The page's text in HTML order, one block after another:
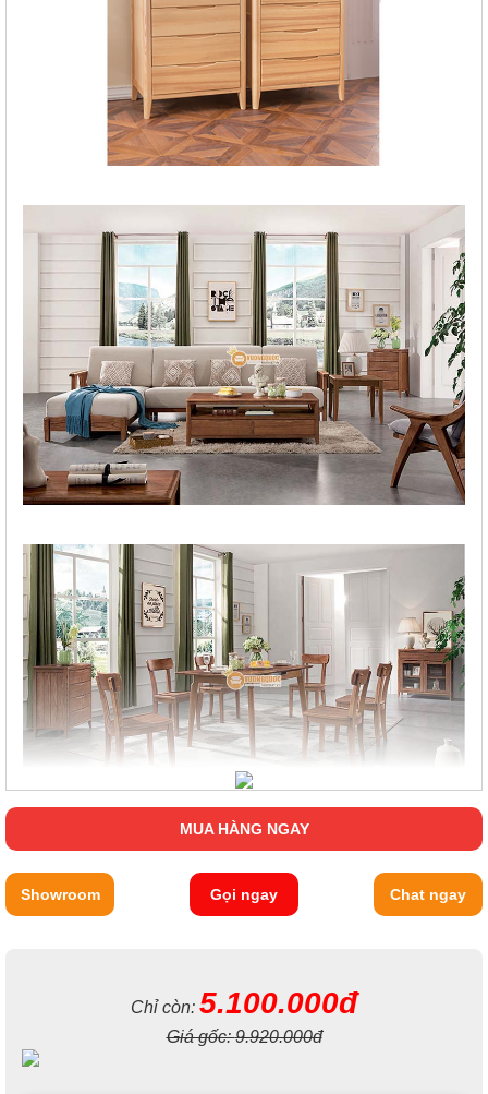
MUA HÀNG NGAY
Showroom Gọi ngay Chat ngay
Chỉ còn: 5.100.000đ
Giá gốc:9.920.000đ